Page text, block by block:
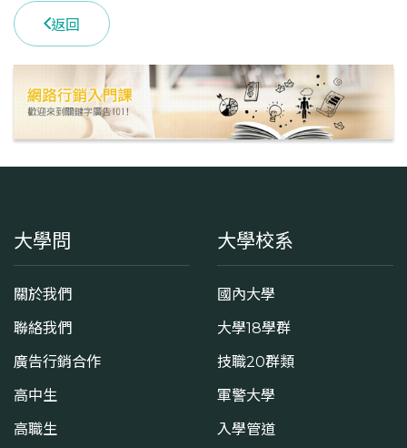
返回
大學問
關於我們
聯絡我們
廣告行銷合作
高中生
高職生
大學校系
國內大學
大學18學群
技職20群類
軍警大學
入學管道